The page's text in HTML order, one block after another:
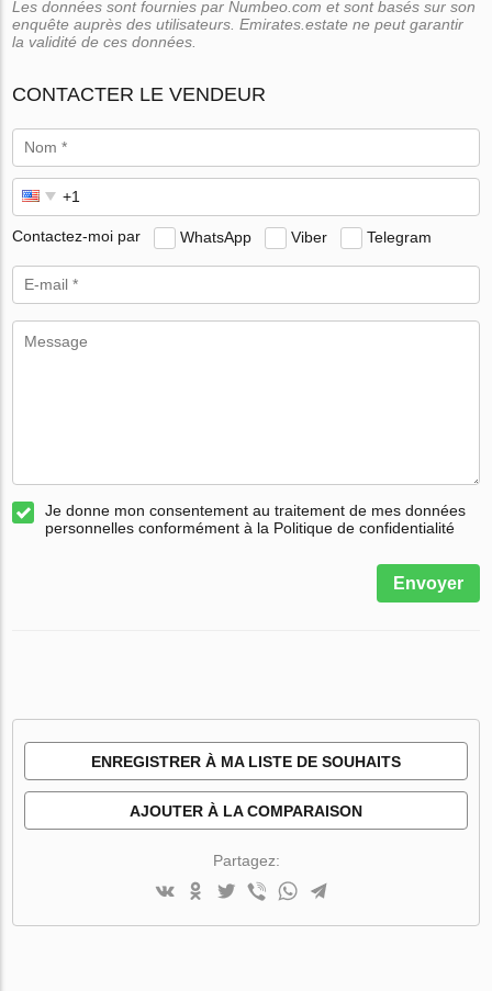
Les données sont fournies par Numbeo.com et sont basés sur son
enquête auprès des utilisateurs. Emirates.estate ne peut garantir
la validité de ces données.
CONTACTER LE VENDEUR
Contactez-moi par WhatsApp Viber Telegram
Je donne mon consentement au traitement de mes données
personnelles conformément à la Politique de confidentialité
Envoyer
ENREGISTRER À MA LISTE DE SOUHAITS
AJOUTER À LA COMPARAISON
Partagez: